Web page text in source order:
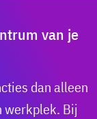
van je
dan alleen
werkplek. Bij